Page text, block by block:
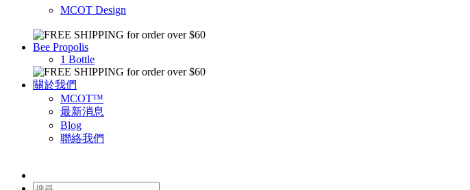
MCOT Design
Bee Propolis
1 Bottle
關於我們
MCOT™
最新消息
Blog
聯絡我們